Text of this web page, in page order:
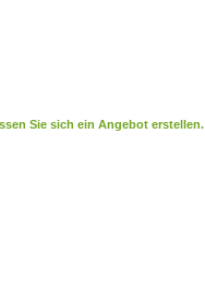
Sie sich ein Angebot erstellen.